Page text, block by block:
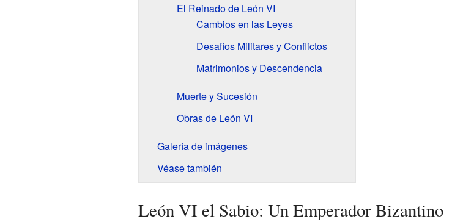
El Reinado de León VI
Cambios en las Leyes
Desafíos Militares y Conflictos
Matrimonios y Descendencia
Muerte y Sucesión
Obras de León VI
Galería de imágenes
Véase también
León VI el Sabio: Un Emperador Bizantino